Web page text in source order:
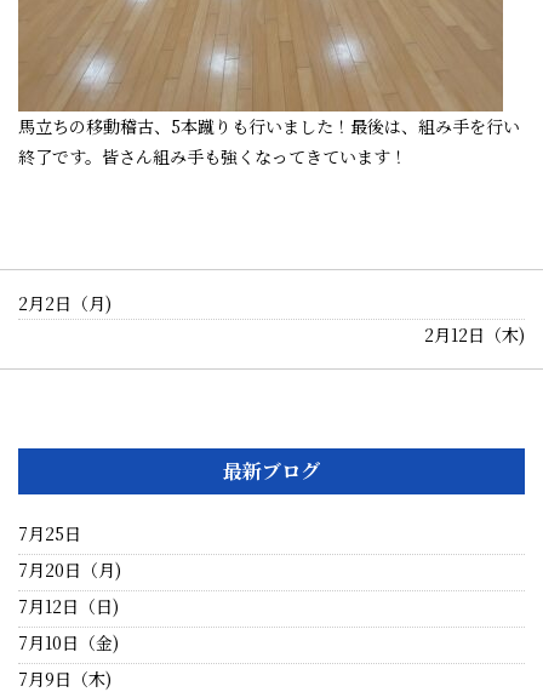
馬立ちの移動稽古、5本蹴りも行いました！最後は、組み手を行い
終了です。皆さん組み手も強くなってきています！
2月2日（月)
2月12日（木)
最新ブログ
7月25日
7月20日（月)
7月12日（日)
7月10日（金)
7月9日（木)